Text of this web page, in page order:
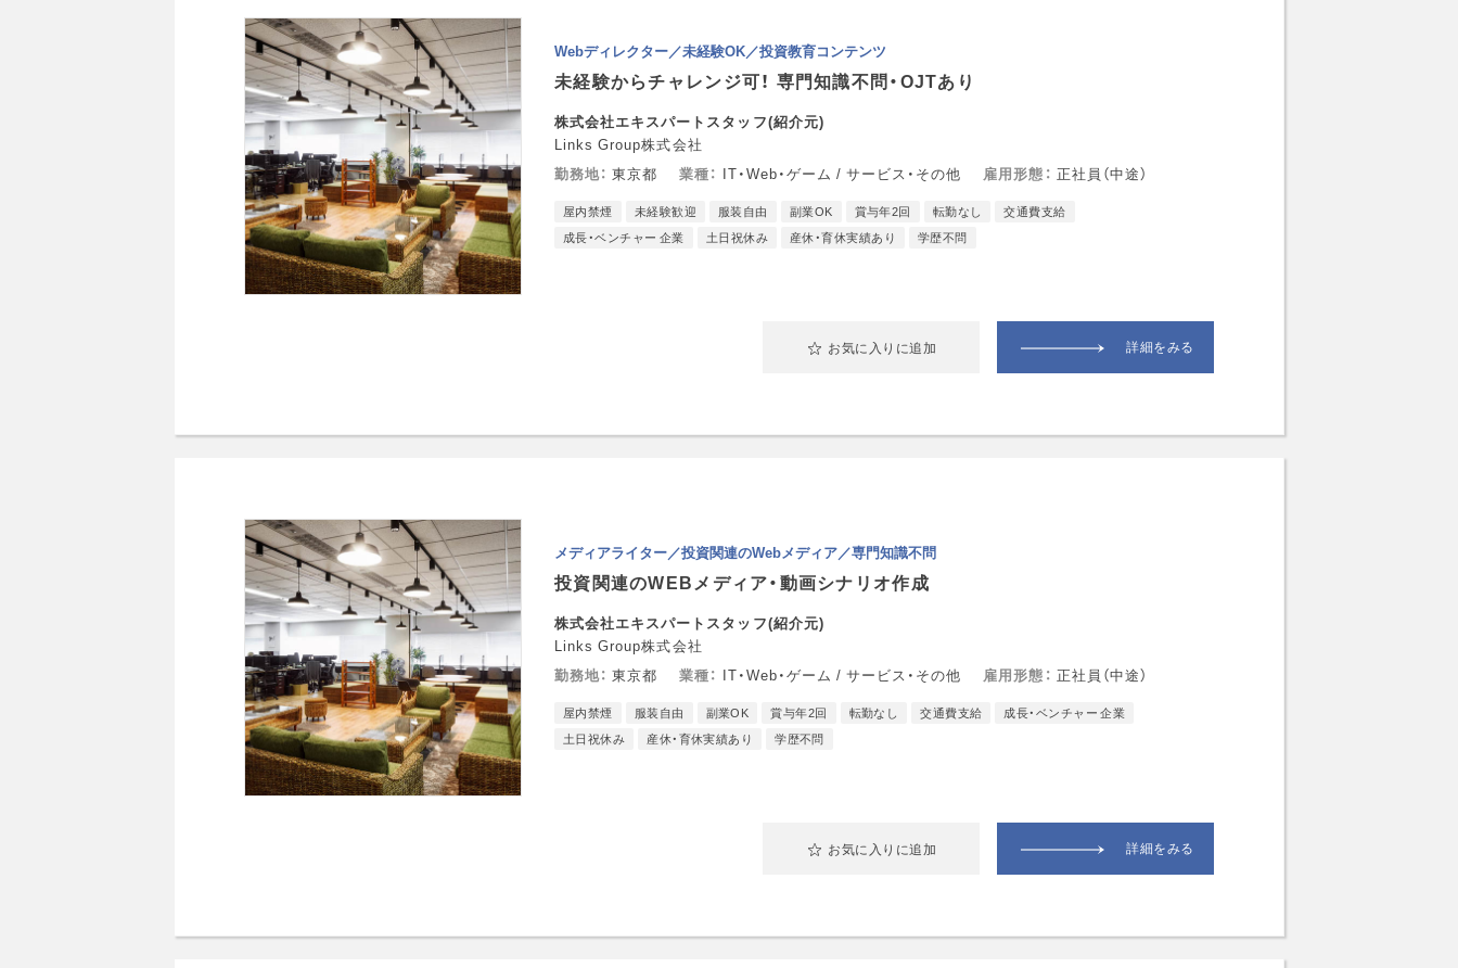
Webディレクター／未経験OK／投資教育コンテンツ
未経験からチャレンジ可！ 専門知識不問・OJTあり
株式会社エキスパートスタッフ(紹介元)
Links Group株式会社
勤務地 東京都 業種 IT・Web・ゲーム / サービス・その他 雇用形態 正社員（中途）
屋内禁煙 未経験歓迎 服装自由 副業OK 賞与年2回 転勤なし
交通費支給
成長・ベンチャー 企業
土日祝休み 産休・育休実績あり 学歴不問
詳細をみる
お気に入りに追加
メディアライター／投資関連のWebメディア／専門知識不問
投資関連のWEBメディア・動画シナリオ作成
株式会社エキスパートスタッフ(紹介元)
Links Group株式会社
勤務地 東京都 業種 IT・Web・ゲーム / サービス・その他 雇用形態 正社員（中途）
屋内禁煙 服装自由 副業OK 賞与年2回 転勤なし 交通費支給
成長・ベンチャー 企業
土日祝休み
産休・育休実績あり 学歴不問
詳細をみる
お気に入りに追加